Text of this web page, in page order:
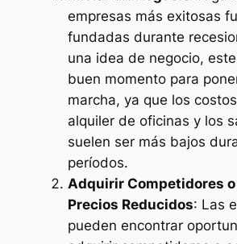
empresas más exitosas
fundadas durante
una idea de negocio,
buen momento para
marcha, ya que los
alquiler de oficinas y los
suelen ser más bajos
períodos.
Adquirir Competidores
Precios Reducidos: Las
pueden encontrar